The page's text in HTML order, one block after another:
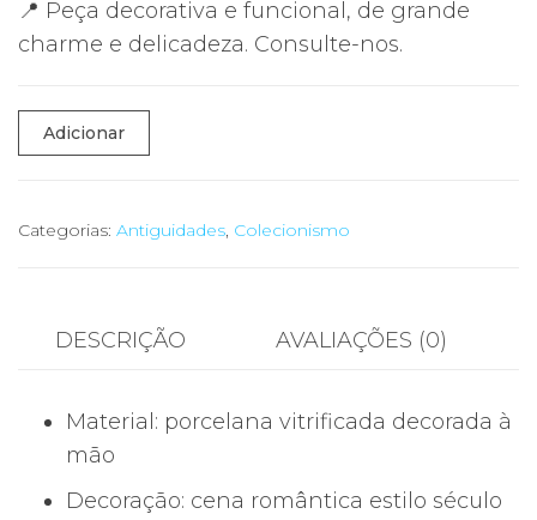
📍 Peça decorativa e funcional, de grande
charme e delicadeza. Consulte-nos.
Quantidade
de
Antigo
Dourado
Romântica
Adicionar
Categorias: Antiguidades, Colecionismo
DESCRIÇÃO AVALIAÇÕES (0)
Material: porcelana vitrificada decorada à
mão
Decoração: cena romântica estilo século